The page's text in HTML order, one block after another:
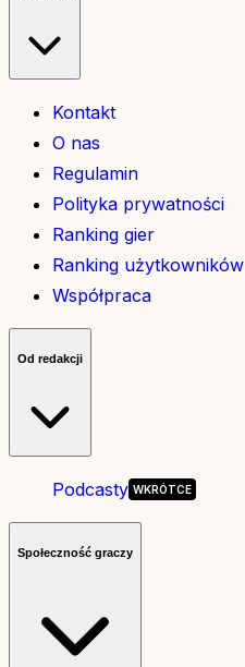
Kontakt
O nas
Regulamin
Polityka prywatności
Ranking gier
Ranking użytkowników
Współpraca
Od redakcji
Podcasty
Społeczność graczy